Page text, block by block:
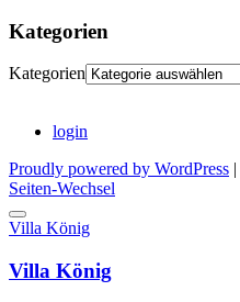
Kategorien
Kategorien
login
Proudly powered by WordPress
Seiten-Wechsel
Villa König
Villa König